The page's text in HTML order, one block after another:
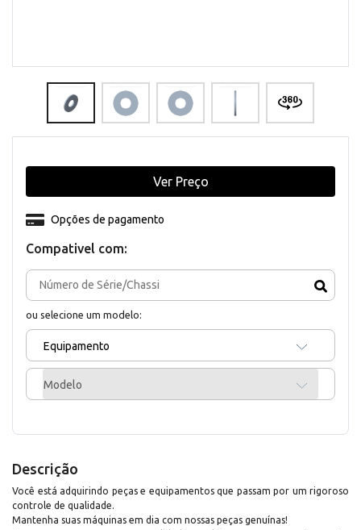
Compativel com:
ou selecione um modelo:
Equipamento
Modelo
Opções de pagamento
Ver Preço
Descrição
Você está adquirindo peças e equipamentos que passam por um rigoroso
controle de qualidade.
Mantenha suas máquinas em dia com nossas peças genuínas!